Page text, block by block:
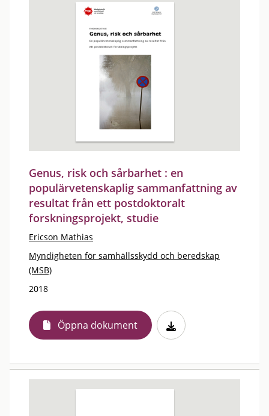
Genus, risk och sårbarhet : en
populärvetenskaplig sammanfattning av
resultat från ett postdoktoralt
forskningsprojekt, studie
Ericson Mathias
Myndigheten för samhällsskydd och beredskap
(MSB)
2018
Öppna dokument